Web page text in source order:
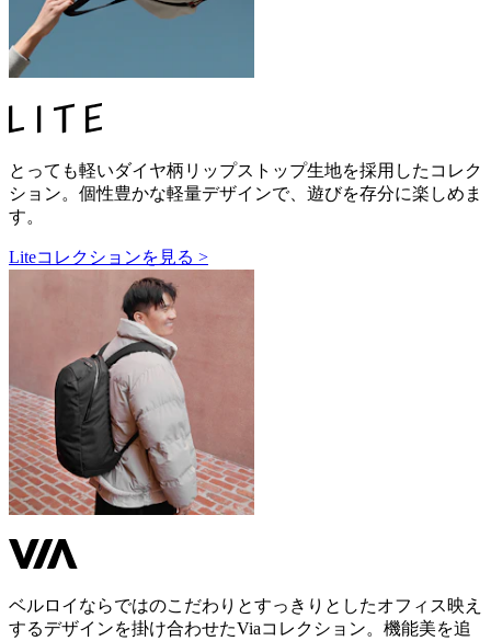
とっても軽いダイヤ柄リップストップ生地を採用したコレク
ション。個性豊かな軽量デザインで、遊びを存分に楽しめま
す。
Liteコレクションを見る >
ベルロイならではのこだわりとすっきりとしたオフィス映え
するデザインを掛け合わせたViaコレクション。機能美を追